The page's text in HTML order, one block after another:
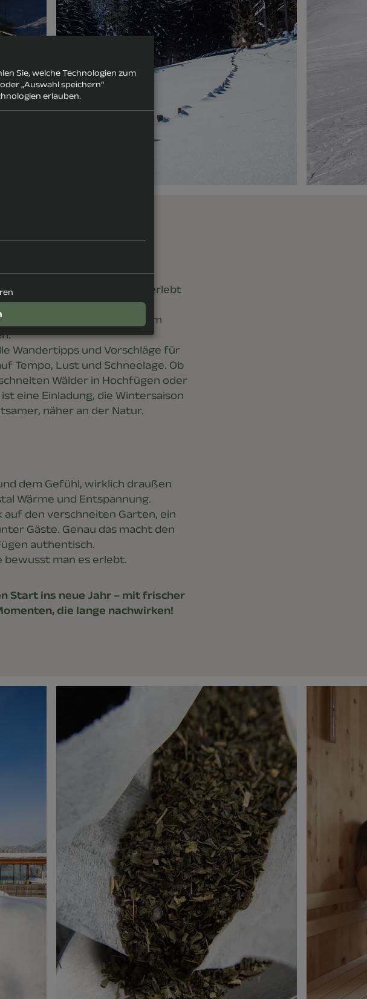
um Fügen und Hochfügen erlebt
führen – sondern einfach zum
Wandertipps und Vorschläge für
Tempo, Lust und Schneelage. Ob
Wälder in Hochfügen oder
eine Einladung, die Wintersaison
näher an der Natur.
dem Gefühl, wirklich draußen
Wärme und Entspannung.
auf den verschneiten Garten, ein
Gäste. Genau das macht den
authentisch.
bewusst man es erlebt.
Start ins neue Jahr – mit frischer
die lange nachwirken!
Sie, welche Technologien zum
„Auswahl speichern“
erlauben.